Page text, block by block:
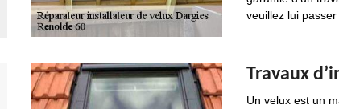
veuillez lui passer
Travaux
Un velux est un